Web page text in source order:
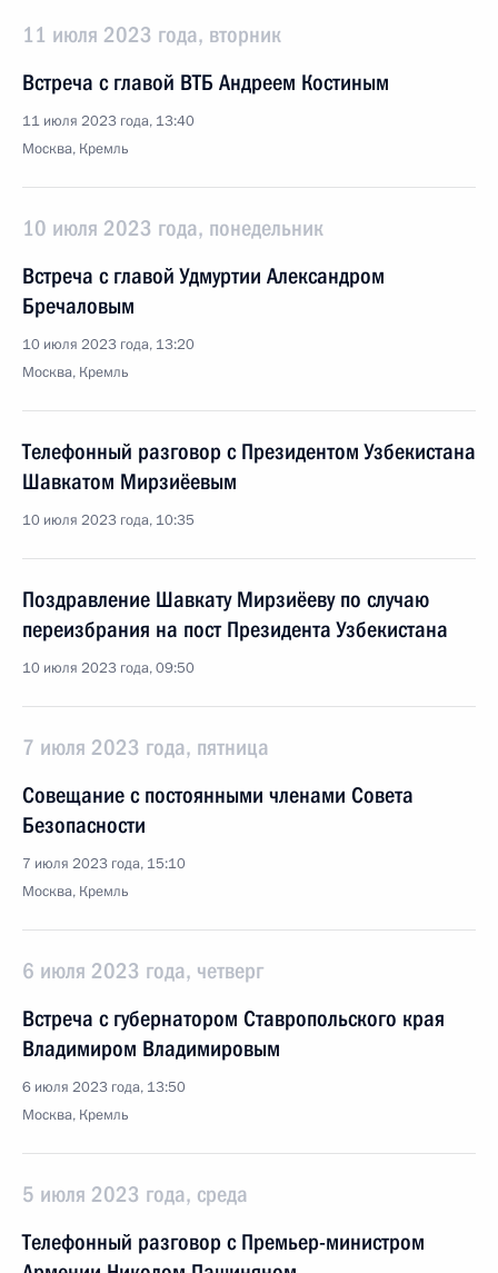
11 июля 2023 года, вторник
Встреча с главой ВТБ Андреем Костиным
11 июля 2023 года, 13:40
Москва, Кремль
10 июля 2023 года, понедельник
Встреча с главой Удмуртии Александром
Бречаловым
10 июля 2023 года, 13:20
Москва, Кремль
Телефонный разговор с Президентом Узбекистана
Шавкатом Мирзиёевым
10 июля 2023 года, 10:35
Поздравление Шавкату Мирзиёеву по случаю
переизбрания на пост Президента Узбекистана
10 июля 2023 года, 09:50
7 июля 2023 года, пятница
Совещание с постоянными членами Совета
Безопасности
7 июля 2023 года, 15:10
Москва, Кремль
6 июля 2023 года, четверг
Встреча с губернатором Ставропольского края
Владимиром Владимировым
6 июля 2023 года, 13:50
Москва, Кремль
5 июля 2023 года, среда
Телефонный разговор с Премьер-министром